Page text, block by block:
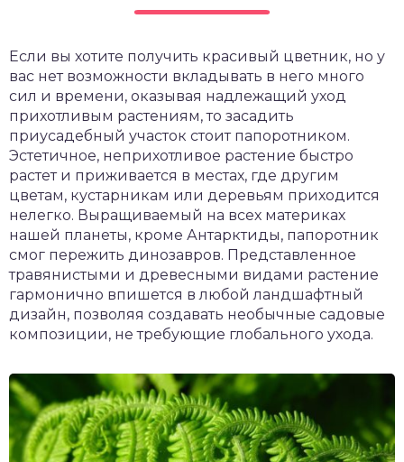
Если вы хотите получить красивый цветник, но у
вас нет возможности вкладывать в него много
сил и времени, оказывая надлежащий уход
прихотливым растениям, то засадить
приусадебный участок стоит папоротником.
Эстетичное, неприхотливое растение быстро
растет и приживается в местах, где другим
цветам, кустарникам или деревьям приходится
нелегко. Выращиваемый на всех материках
нашей планеты, кроме Антарктиды, папоротник
смог пережить динозавров. Представленное
травянистыми и древесными видами растение
гармонично впишется в любой ландшафтный
дизайн, позволяя создавать необычные садовые
композиции, не требующие глобального ухода.
крыши и кровли
и уход